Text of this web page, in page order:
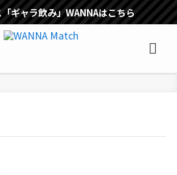
ギャラ飲み」WANNAはこちら